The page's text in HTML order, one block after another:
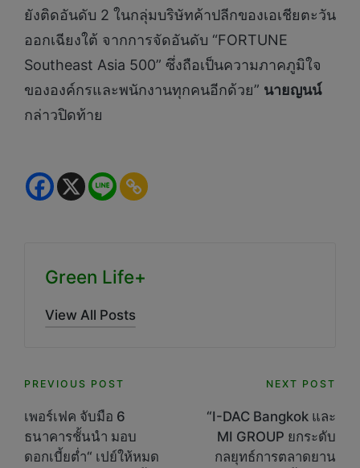
ยังติดอันดับ 2 ในกลุ่มบริษัทค้าปลีกของเอเชียตะวัน
ออกเฉียงใต้ จากการจัดอันดับ “FORTUNE
Southeast Asia 500” ซึ่งถือเป็นความภาคภูมิใจ
ขององค์กรและพนักงานทุกคนอีกด้วย” นายญนน์
กล่าวปิดท้าย
Green Life+
View All Posts
Post
navigation
PREVIOUS POST
เพอร์เฟค จับมือ 6
ธนาคารชั้นนำ มอบ
ดอกเบี้ยต่ำ“ เปย์ให้หมด
NEXT POST
“I-DAC Bangkok และ
MI GROUP ยกระดับ
กลยุทธ์การตลาดยาน